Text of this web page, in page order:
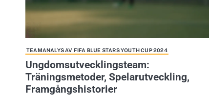
TEAMANALYS AV FIFA BLUE STARS YOUTH CUP 2024
Ungdomsutvecklingsteam:
Träningsmetoder, Spelarutveckling,
Framgångshistorier